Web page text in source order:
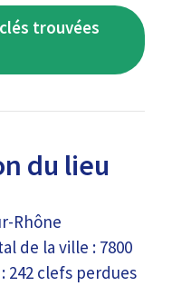
trouvées
du lieu
Rhône
de la ville : 7800
242 clefs perdues